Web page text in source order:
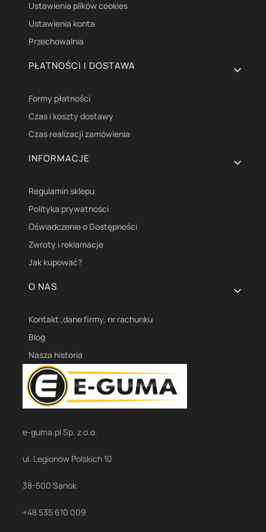
Ustawienia plików cookies
Ustawienia konta
Przechowalnia
PŁATNOŚCI I DOSTAWA
Formy płatności
Czas i koszty dostawy
Czas realizacji zamówienia
INFORMACJE
Regulamin sklepu
Polityka prywatności
Oświadczenie o Dostępności
Zwroty i reklamacje
Jak kupować?
O NAS
Kontakt ,dane firmy, nr rachunku
Blog
Nasza historia
e-guma.pl Sp. z o.o.
ul. Legionów Polskich 10
38-500 Sanok
+48 535 610 009